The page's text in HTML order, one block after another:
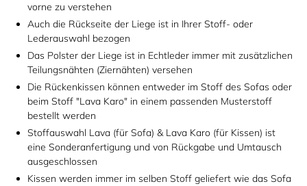
vorne zu verstehen
Auch die Rückseite der Liege ist in Ihrer Stoff- oder
Lederauswahl bezogen
Das Polster der Liege ist in Echtleder immer mit zusätzlichen
Teilungsnähten (Ziernähten) versehen
Die Rückenkissen können entweder im Stoff des Sofas oder
beim Stoff "Lava Karo" in einem passenden Musterstoff
bestellt werden
Stoffauswahl Lava (für Sofa) & Lava Karo (für Kissen) ist
eine Sonderanfertigung und von Rückgabe und Umtausch
ausgeschlossen
Kissen werden immer im selben Stoff geliefert wie das Sofa